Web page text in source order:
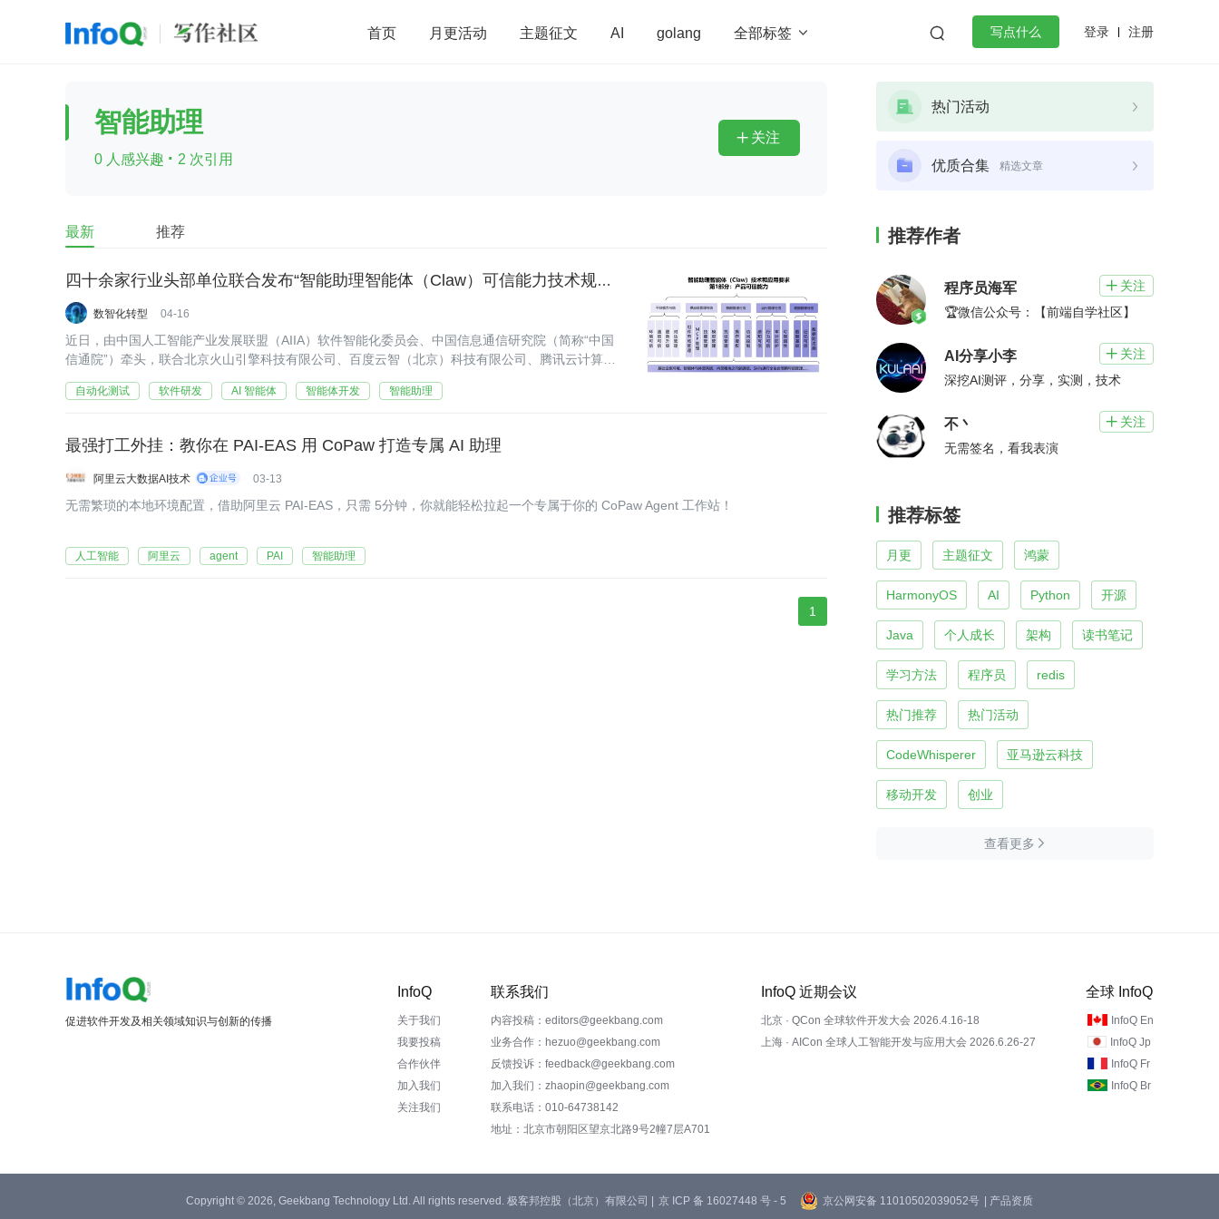
首页 月更活动 主题征文 AI golang 全部标签   写点什么 登录 注册
前端 AI redis
查看更多
智能助理
0 人感兴趣 · 2 次引用
 关注
最新 推荐
四十余家行业头部单位联合发布“智能助理智能体（Claw）可信能力技术规范”，助力 AI 产业规范化发展
数智化转型 04-16
近日，由中国人工智能产业发展联盟（AIIA）软件智能化委员会、中国信息通信研究院（简称“中国
信通院”）牵头，联合北京火山引擎科技有限公司、百度云智（北京）科技有限公司、腾讯云计算
自动化测试 软件研发 AI 智能体 智能体开发 智能助理
最强打工外挂：教你在 PAI-EAS 用 CoPaw 打造专属 AI 助理
阿里云大数据AI技术 03-13
无需繁琐的本地环境配置，借助阿里云 PAI-EAS，只需 5分钟，你就能轻松拉起一个专属于你的 CoPaw Agent 工作站！
人工智能 阿里云 agent PAI 智能助理
1
热门活动
优质合集 精选文章
推荐作者
程序员海军  关注
🏆微信公众号：【前端自学社区】
AI分享小李  关注
深挖AI测评，分享，实测，技术
不丶  关注
无需签名，看我表演
推荐标签
月更 主题征文 鸿蒙
HarmonyOS AI Python 开源
Java 个人成长 架构 读书笔记
学习方法 程序员 redis
热门推荐 热门活动
CodeWhisperer 亚马逊云科技
移动开发 创业
查看更多 
促进软件开发及相关领域知识与创新的传播
InfoQ
关于我们
我要投稿
合作伙伴
加入我们
关注我们
联系我们
内容投稿：editors@geekbang.com
业务合作：hezuo@geekbang.com
反馈投诉：feedback@geekbang.com
加入我们：zhaopin@geekbang.com
联系电话：010-64738142
地址：北京市朝阳区望京北路9号2幢7层A701
InfoQ 近期会议
北京 · QCon 全球软件开发大会 2026.4.16-18
上海 · AICon 全球人工智能开发与应用大会 2026.6.26-27
全球 InfoQ
InfoQ En
InfoQ Jp
InfoQ Fr
InfoQ Br
Copyright © 2026, Geekbang Technology Ltd. All rights reserved. 极客邦控股（北京）有限公司 | 京 ICP 备 16027448 号 - 5 京公网安备 11010502039052号 | 产品资质